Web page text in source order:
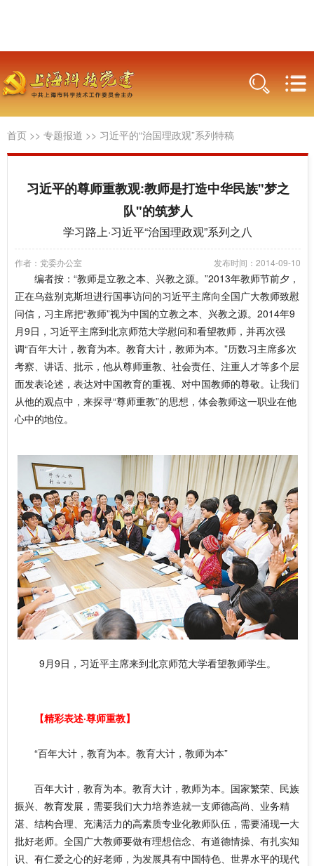
首页 >> 专题报道 >> 习近平的“治国理政观”系列特稿
习近平的尊师重教观:教师是打造中华民族"梦之
队"的筑梦人
学习路上·习近平“治国理政观”系列之八
作者：党委办公室 发布时间：2014-09-10
编者按：“教师是立教之本、兴教之源。”2013年教师节前夕，
正在乌兹别克斯坦进行国事访问的习近平主席向全国广大教师致慰
问信，习主席把“教师”视为中国的立教之本、兴教之源。2014年9
月9日，习近平主席到北京师范大学慰问和看望教师，并再次强
调“百年大计，教育为本。教育大计，教师为本。”历数习主席多次
考察、讲话、批示，他从尊师重教、社会责任、注重人才等多个层
面发表论述，表达对中国教育的重视、对中国教师的尊敬。让我们
从他的观点中，来探寻“尊师重教”的思想，体会教师这一职业在他
心中的地位。
9月9日，习近平主席来到北京师范大学看望教师学生。
【精彩表述·尊师重教】
“百年大计，教育为本。教育大计，教师为本”
百年大计，教育为本。教育大计，教师为本。国家繁荣、民族
振兴、教育发展，需要我们大力培养造就一支师德高尚、业务精
湛、结构合理、充满活力的高素质专业化教师队伍，需要涌现一大
批好老师。全国广大教师要做有理想信念、有道德情操、有扎实知
识、有仁爱之心的好老师，为发展具有中国特色、世界水平的现代